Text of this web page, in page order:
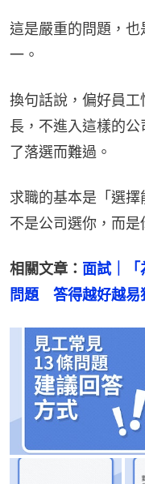
這是嚴重的問題，
一。
換句話說，偏好員
長，不進入這樣的
了落選而難過。
求職的基本是「選擇
不是公司選你，而是
相關文章： 面試｜「
問題　答得越好越易